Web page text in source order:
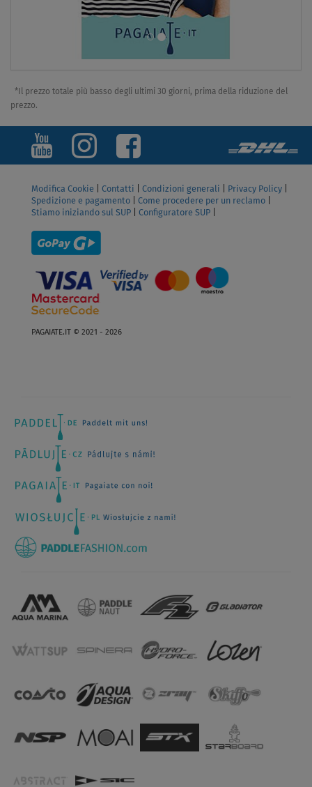
*Il prezzo totale più basso degli ultimi 30 giorni, prima della riduzione del
prezzo.
Modifica Cookie Contatti Condizioni generali Privacy Policy
Spedizione e pagamento
Come procedere per un reclamo
Stiamo iniziando sul SUP
Configuratore SUP
PAGAIATE.IT © 2021 - 2026